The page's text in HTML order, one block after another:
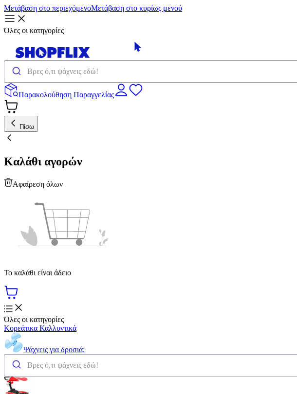
Μετάβαση στο περιεχόμενοΜετάβαση στο κυρίως μενού
Όλες οι κατηγορίες
Παρακολούθηση Παραγγελίας
Πίσω
Καλάθι αγορών
Αφαίρεση όλων
Το καλάθι είναι άδειο
Όλες οι κατηγορίες
Κορεάτικα Καλλυντικά
Ψάχνεις για δροσιά;